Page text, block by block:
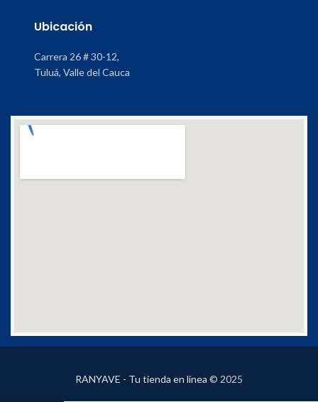
Ubicación
Carrera 26 # 30-12,
Tuluá, Valle del Cauca
RANYAVE - Tu tienda en linea © 2025